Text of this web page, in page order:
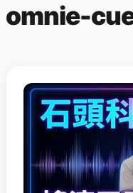
omnie-